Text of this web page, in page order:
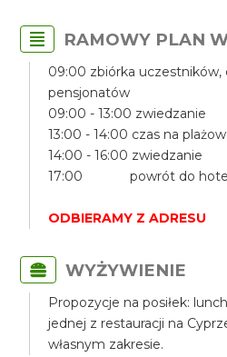
RAMOWY PLAN
09:00 zbiórka uczestników,
pensjonatów
09:00 - 13:00 zwiedzanie
13:00 - 14:00 czas na
14:00 - 16:00 zwiedzanie
17:00 powrót do
ODBIERAMY Z ADRESU
WYŻYWIENIE
Propozycje na posiłek:
jednej z restauracji na
własnym zakresie.